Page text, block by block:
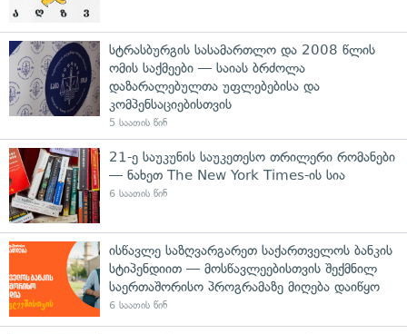
სტრასბურგის სასამართლო და 2008 წლის
ომის საქმეები — საიას ბრძოლა
დაზარალებულთა უფლებებისა და
კომპენსაციებისთვის
5 საათის წინ
21-ე საუკუნის საუკეთესო თრილერი რომანები
— ნახეთ The New York Times-ის სია
6 საათის წინ
ისწავლე საზღვარგარეთ საქართველოს ბანკის
სტიპენდიით — მოსწავლეებისთვის შექმნილ
საერთაშორისო პროგრამაზე მიღება დაიწყო
6 საათის წინ